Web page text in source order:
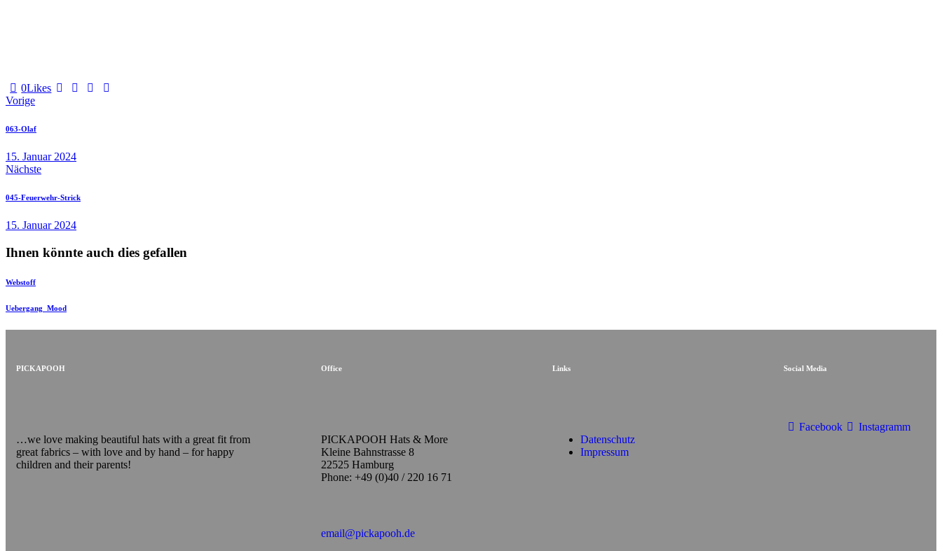
0Likes
Vorige
063-Olaf
15. Januar 2024
Nächste
045-Feuerwehr-Strick
15. Januar 2024
Ihnen könnte auch dies gefallen
Webstoff
Uebergang_Mood
PICKAPOOH
…we love making beautiful hats with a great fit from
great fabrics – with love and by hand – for happy
children and their parents!
Office
PICKAPOOH Hats & More
Kleine Bahnstrasse 8
22525 Hamburg
Phone: +49 (0)40 / 220 16 71
email@pickapooh.de
Links
Datenschutz
Impressum
Social Media
Facebook Instagramm